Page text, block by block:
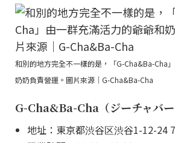
和別的地方完全不一樣的是，「G-Cha&Ba-Cha
奶奶負責營運。圖片來源｜G-Cha&Ba-Cha
G-Cha&Ba-Cha（ジーチャバー
地址：東京都渋谷区渋谷1-12-24